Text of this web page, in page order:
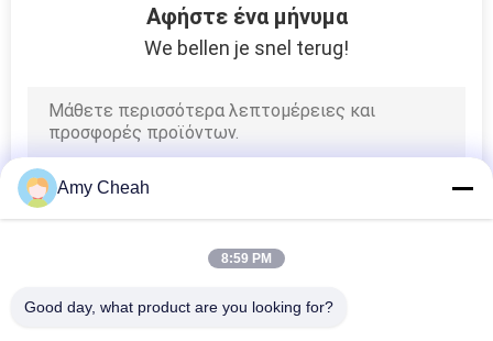
σήματος
Δίκτυο ασύρματης
επικοινωνίας
Αφήστε ένα μήνυμα
We bellen je snel terug!
Amy Cheah
8:59 PM
Good day, what product are you looking for?